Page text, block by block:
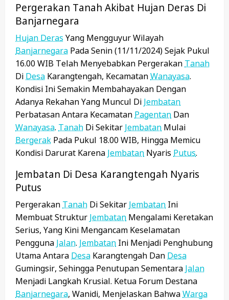
Pergerakan Tanah Akibat Hujan Deras Di
Banjarnegara
Hujan Deras Yang Mengguyur Wilayah
Banjarnegara Pada Senin (11/11/2024) Sejak Pukul
16.00 WIB Telah Menyebabkan Pergerakan Tanah
Di Desa Karangtengah, KecamatanWanayasa.
Kondisi Ini Semakin Membahayakan Dengan
Adanya Rekahan Yang Muncul Di Jembatan
Perbatasan Antara Kecamatan Pagentan Dan
Wanayasa. Tanah Di Sekitar Jembatan Mulai
Bergerak Pada Pukul 18.00 WIB, Hingga Memicu
Kondisi Darurat Karena Jembatan Nyaris Putus.
Jembatan Di Desa Karangtengah Nyaris
Putus
Pergerakan Tanah Di Sekitar Jembatan Ini
Membuat Struktur Jembatan Mengalami Keretakan
Serius, Yang Kini Mengancam Keselamatan
Pengguna Jalan. Jembatan Ini Menjadi Penghubung
Utama Antara Desa Karangtengah Dan Desa
Gumingsir, Sehingga Penutupan Sementara Jalan
Menjadi Langkah Krusial. Ketua Forum Destana
Banjarnegara, Wanidi, Menjelaskan BahwaWarga